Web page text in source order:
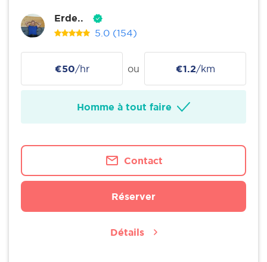
Erde..
5.0 (154)
€50/hr ou €1.2/km
Homme à tout faire
Contact
Réserver
Détails